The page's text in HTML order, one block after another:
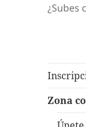
¿Subes
Zona